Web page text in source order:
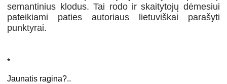
semantinius klodus. Tai rodo ir skaitytojų dėmesiui
pateikiami paties autoriaus lietuviškai parašyti
punktyrai.
*
Jaunatis ragina?..